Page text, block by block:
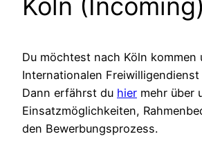
Köln (Incoming)
Du möchtest nach Köln kommen
Internationalen Freiwilligendienst
Dann erfährst du hier mehr über
Einsatzmöglichkeiten,
den Bewerbungsprozess.